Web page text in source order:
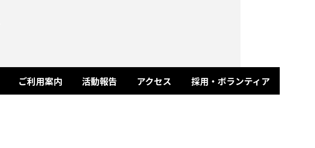
ご利用案内 活動報告 アクセス 採用・ボランティア